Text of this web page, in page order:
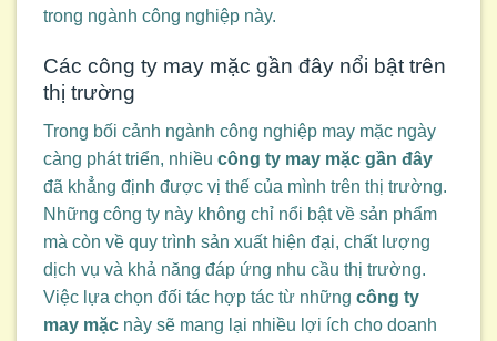
trong ngành công nghiệp này.
Các công ty may mặc gần đây nổi bật trên
thị trường
Trong bối cảnh ngành công nghiệp may mặc ngày
càng phát triển, nhiều công ty may mặc gần đây
đã khẳng định được vị thế của mình trên thị trường.
Những công ty này không chỉ nổi bật về sản phẩm
mà còn về quy trình sản xuất hiện đại, chất lượng
dịch vụ và khả năng đáp ứng nhu cầu thị trường.
Việc lựa chọn đối tác hợp tác từ những công ty
may mặc này sẽ mang lại nhiều lợi ích cho doanh